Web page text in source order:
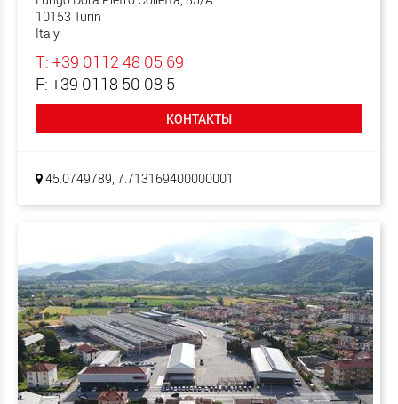
10153 Turin
Italy
T: +39 0112 48 05 69
F: +39 0118 50 08 5
КОНТАКТЫ
45.0749789, 7.713169400000001